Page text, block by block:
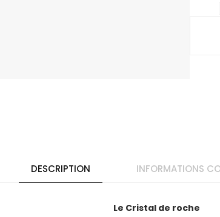
DESCRIPTION INFORMATIONS
Le Cristal de roche